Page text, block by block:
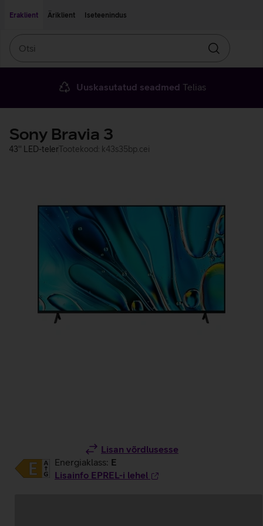
Eraklient
Äriklient Iseteenindus
Otsin
Uuskasutatud seadmed Telias
Sony Bravia 3
43'' LED-telerTootekood: k43s35bp.cei
Lisan võrdlusesse
Energiaklass: E
Lisainfo EPREL-i lehel